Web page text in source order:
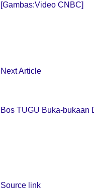
[Gambas:Video CNBC]
Next Article
Bos TUGU Buka-bukaan
Source link